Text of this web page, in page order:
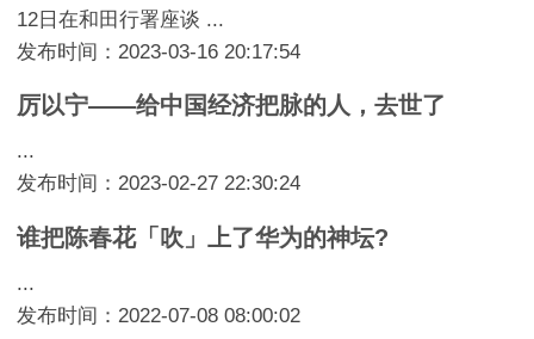
12日在和田行署座谈 ...
发布时间：2023-03-16 20:17:54
厉以宁——给中国经济把脉的人，去世了
...
发布时间：2023-02-27 22:30:24
谁把陈春花「吹」上了华为的神坛?
...
发布时间：2022-07-08 08:00:02